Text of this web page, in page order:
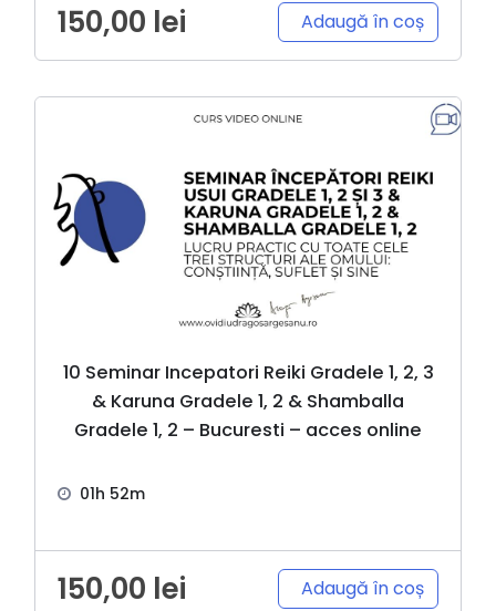
150,00 lei Adaugă în coș
10 Seminar Incepatori Reiki Gradele 1, 2, 3
& Karuna Gradele 1, 2 & Shamballa
Gradele 1, 2 – Bucuresti – acces online
01h 52m
150,00 lei Adaugă în coș